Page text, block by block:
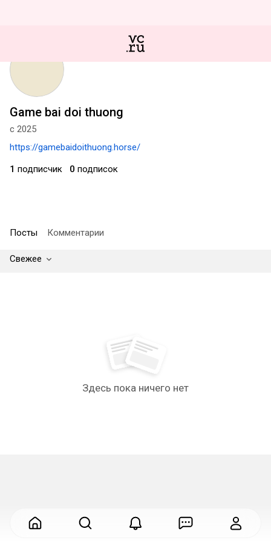
Game bai doi thuong
с 2025
https://gamebaidoithuong.horse/
1 подписчик 0 подписок
Посты Комментарии
Свежее
Здесь пока ничего нет